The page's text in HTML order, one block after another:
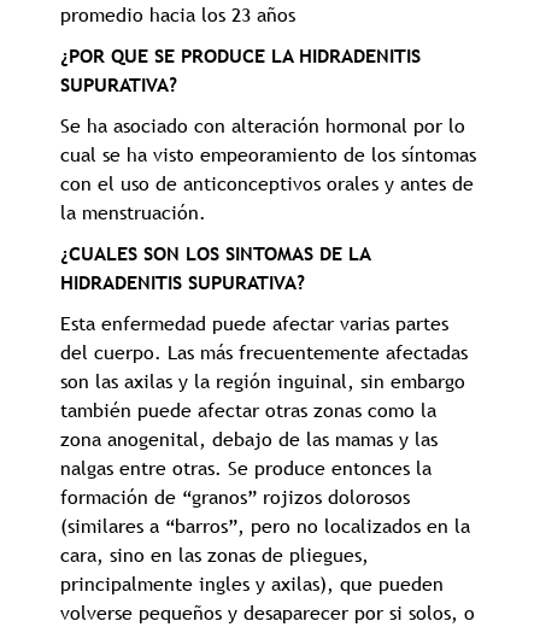
promedio hacia los 23 años
¿POR QUE SE PRODUCE LA HIDRADENITIS
SUPURATIVA?
Se ha asociado con alteración hormonal por lo
cual se ha visto empeoramiento de los síntomas
con el uso de anticonceptivos orales y antes de
la menstruación.
¿CUALES SON LOS SINTOMAS DE LA
HIDRADENITIS SUPURATIVA?
Esta enfermedad puede afectar varias partes
del cuerpo. Las más frecuentemente afectadas
son las axilas y la región inguinal, sin embargo
también puede afectar otras zonas como la
zona anogenital, debajo de las mamas y las
nalgas entre otras. Se produce entonces la
formación de “granos” rojizos dolorosos
(similares a “barros”, pero no localizados en la
cara, sino en las zonas de pliegues,
principalmente ingles y axilas), que pueden
volverse pequeños y desaparecer por si solos, o